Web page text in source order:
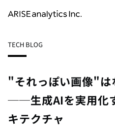
ARISE analyticsとはトップ
ミッション・バリュー
働きがいのある会社づくり
サービス
提供サービストップ
カスタマーサポート改革
ドローン・ビジネス活用
データ・AI人材育成支援
生成AI活用支援
実績
データドリブン改革の推進支援
新規事業の立ち上げ支援
データ分析基盤の構築・活用支援
企業情報
企業情報トップ
CEOメッセージ
サステナビリティ
お問い合わせ
ニュース
ニューストップ
インフォメーション
プレスリリース
イベント
技術情報トップ
TECH BLOG
PAPER
採用トップ
新卒採用
TECH BLOG
"それっぽい画像"は
──生成AIを実用化
キテクチャ